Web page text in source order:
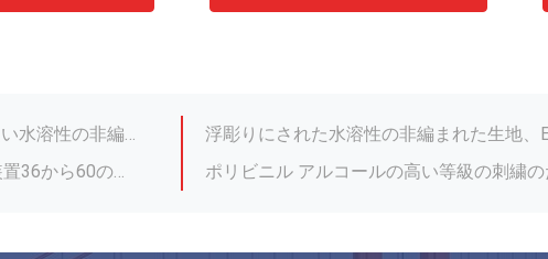
持する刺繍
20摂氏温度のなされる水溶性の刺繍の安定